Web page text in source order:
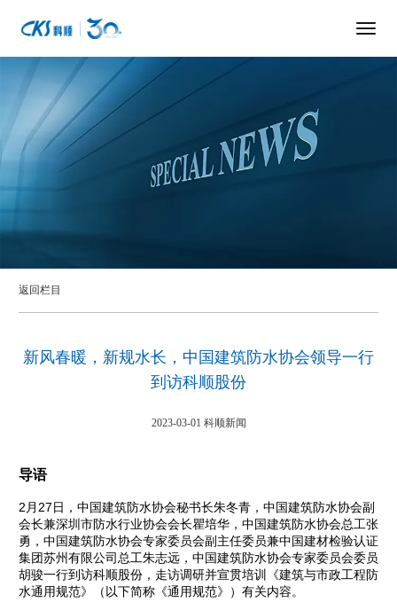
返回栏目
新风春暖，新规水长，中国建筑防水协会领导一行
到访科顺股份
2023-03-01 科顺新闻
导语
2月27日，中国建筑防水协会秘书长朱冬青，中国建筑防水协会副
会长兼深圳市防水行业协会会长瞿培华，中国建筑防水协会总工张
勇，中国建筑防水协会专家委员会副主任委员兼中国建材检验认证
集团苏州有限公司总工朱志远，中国建筑防水协会专家委员会委员
胡骏一行到访科顺股份，走访调研并宣贯培训《建筑与市政工程防
水通用规范》（以下简称《通用规范》）有关内容。